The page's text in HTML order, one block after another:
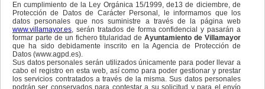
En cumplimiento de la Ley Orgánica 15/1999, de13 de diciembre, de
Protección de Datos de Carácter Personal, le informamos que los
datos personales que nos suministre a través de la página web
www.villamayor.es, serán tratados de forma confidencial y pasarán a
formar parte de un fichero titularidad deAyuntamiento de Villamayor
que ha sido debidamente inscrito en la Agencia de Protección de
Datos (www.agpd.es).
Sus datos personales serán utilizados únicamente para poder llevar a
cabo el registro en esta web, así como para poder gestionar y prestar
los servicios contratados a través de la misma. Sus datos personales